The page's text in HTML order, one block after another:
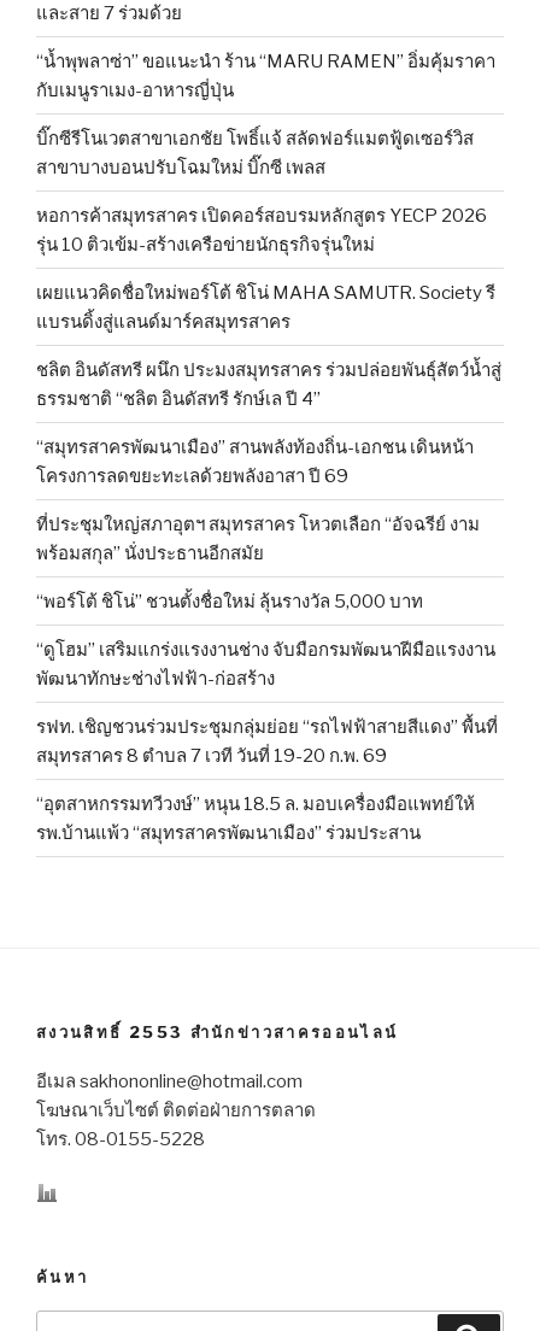
และสาย 7 ร่วมด้วย
“น้ำพุพลาซ่า” ขอแนะนำ ร้าน “MARU RAMEN” อิ่มคุ้มราคา
กับเมนูราเมง-อาหารญี่ปุ่น
บิ๊กซีรีโนเวตสาขาเอกชัย โพธิ์แจ้ สลัดฟอร์แมตฟู้ดเซอร์วิส
สาขาบางบอนปรับโฉมใหม่ บิ๊กซี เพลส
หอการค้าสมุทรสาคร เปิดคอร์สอบรมหลักสูตร YECP 2026
รุ่น 10 ติวเข้ม-สร้างเครือข่ายนักธุรกิจรุ่นใหม่
เผยแนวคิดชื่อใหม่พอร์โต้ ชิโน่ MAHA SAMUTR. Society รี
แบรนดิ้งสู่แลนด์มาร์คสมุทรสาคร
ชลิต อินดัสทรี ผนึก ประมงสมุทรสาคร ร่วมปล่อยพันธุ์สัตว์น้ำสู่
ธรรมชาติ “ชลิต อินดัสทรี รักษ์เล ปี 4”
“สมุทรสาครพัฒนาเมือง” สานพลังท้องถิ่น-เอกชน เดินหน้า
โครงการลดขยะทะเลด้วยพลังอาสา ปี 69
ที่ประชุมใหญ่สภาอุตฯ สมุทรสาคร โหวตเลือก “อัจฉรีย์ งาม
พร้อมสกุล” นั่งประธานอีกสมัย
“พอร์โต้ ชิโน่” ชวนตั้งชื่อใหม่ ลุ้นรางวัล 5,000 บาท
“ดูโฮม” เสริมแกร่งแรงงานช่าง จับมือกรมพัฒนาฝีมือแรงงาน
พัฒนาทักษะช่างไฟฟ้า-ก่อสร้าง
รฟท. เชิญชวนร่วมประชุมกลุ่มย่อย “รถไฟฟ้าสายสีแดง” พื้นที่
สมุทรสาคร 8 ตำบล 7 เวที วันที่ 19-20 ก.พ. 69
“อุตสาหกรรมทวีวงษ์” หนุน 18.5 ล. มอบเครื่องมือแพทย์ให้
รพ.บ้านแพ้ว “สมุทรสาครพัฒนาเมือง” ร่วมประสาน
สงวนสิทธิ์ 2553 สำนักข่าวสาครออนไลน์
อีเมล sakhononline@hotmail.com
โฆษณาเว็บไซต์ ติดต่อฝ่ายการตลาด
โทร. 08-0155-5228
ค้นหา